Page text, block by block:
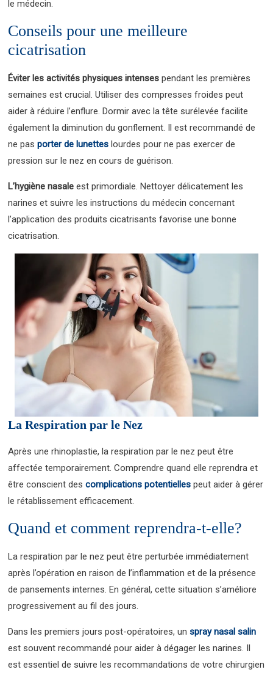
le médecin.
Conseils pour une meilleure
cicatrisation
Éviter les activités physiques intenses pendant les premières
semaines est crucial. Utiliser des compresses froides peut
aider à réduire l’enflure. Dormir avec la tête surélevée facilite
également la diminution du gonflement. Il est recommandé de
ne pasporter de lunettes lourdes pour ne pas exercer de
pression sur le nez en cours de guérison.
L’hygiène nasale est primordiale. Nettoyer délicatement les
narines et suivre les instructions du médecin concernant
l’application des produits cicatrisants favorise une bonne
cicatrisation.
La Respiration par le Nez
Après une rhinoplastie, la respiration par le nez peut être
affectée temporairement. Comprendre quand elle reprendra et
être conscient descomplications potentielles peut aider à gérer
le rétablissement efficacement.
Quand et comment reprendra-t-elle?
La respiration par le nez peut être perturbée immédiatement
après l’opération en raison de l’inflammation et de la présence
de pansements internes. En général, cette situation s’améliore
progressivement au fil des jours.
Dans les premiers jours post-opératoires, unspray nasal salin
est souvent recommandé pour aider à dégager les narines. Il
est essentiel de suivre les recommandations de votre chirurgien